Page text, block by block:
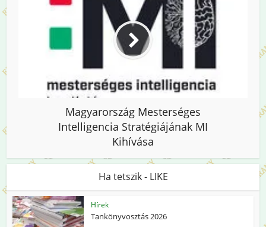
Magyarország Mesterséges
Intelligencia Stratégiájának MI
Kihívása
Ha tetszik - LIKE
Hírek
Tankönyvosztás 2026